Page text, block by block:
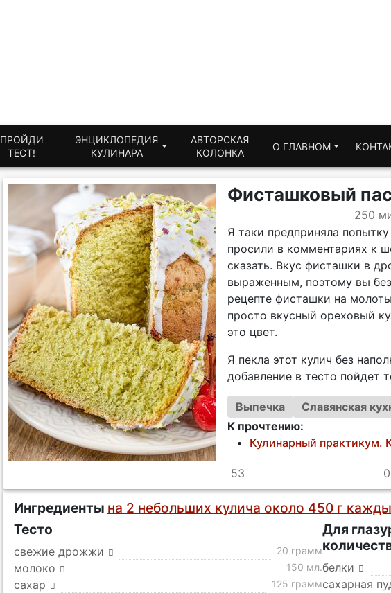
ПРОЙДИ
ТЕСТ!
ЭНЦИКЛОПЕДИЯ
КУЛИНАРА
АВТОРСКАЯ
КОЛОНКА
О ГЛАВНОМ
Фисташковый
250
Я таки предприняла
просили в комментариях к
сказать. Вкус фисташки в
выраженным, поэтому вы
рецепте фисташки на
просто вкусный ореховый
это цвет.
Я пекла этот кулич без
добавление в тесто пойдет
Выпечка
Славянская
К прочтению:
Кулинарный практикум.
53
Ингредиенты на 2 небольших кулича около 450 г
Тесто
свежие дрожжи 20 грамм
молоко 150 мл.
сахар 125 грамм
Для
белки
сахарная